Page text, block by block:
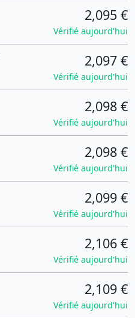
2,095 €
Vérifié aujourd'hui
2,097 €
Vérifié aujourd'hui
2,098 €
Vérifié aujourd'hui
2,098 €
Vérifié aujourd'hui
2,099 €
Vérifié aujourd'hui
2,106 €
Vérifié aujourd'hui
2,109 €
Vérifié aujourd'hui